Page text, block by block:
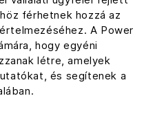
férhetnek hozzá az
A Power
hogy egyéni
létre, amelyek
és segítenek a